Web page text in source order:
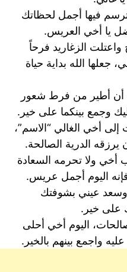
فيها أجمل لحظاتك
يا أخي العريس.
واعتلت الزغاريد فرحاً
الله بداية حياة
أن أطير من فرط شعور
وجمع بينكما على خير.
إلى أخي الغالي “الاسم”،
الدرية الصالحة.
أخي ولا تحرمه السعادة
اليوم أجمل عريس.
وسعد عيني بشوفتك
على خير.
اليوم أخي أحلى
واجمع بينهم بالخير.